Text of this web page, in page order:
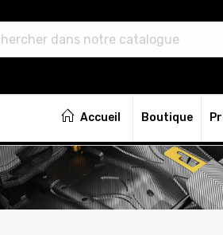
BIENVENUE CHEZ
LIVRAISON GRATUITE À
Accueil Boutique